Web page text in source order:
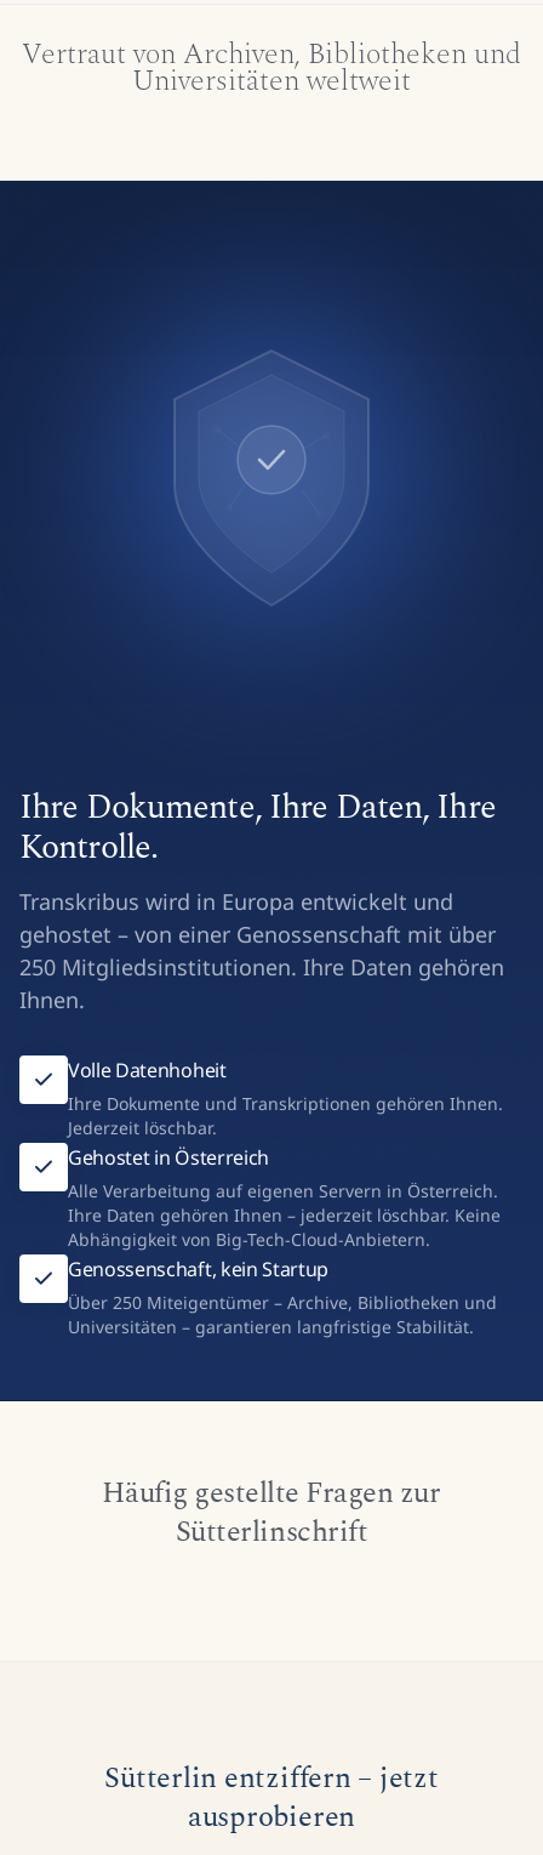
Vertraut von Archiven, Bibliotheken und
Universitäten weltweit
Ihre Dokumente, Ihre Daten, Ihre
Kontrolle.
Transkribus wird in Europa entwickelt und
gehostet – von einer Genossenschaft mit über
250 Mitgliedsinstitutionen. Ihre Daten gehören
Ihnen.
Volle Datenhoheit
Ihre Dokumente und Transkriptionen gehören Ihnen.
Jederzeit löschbar.
Gehostet in Österreich
Alle Verarbeitung auf eigenen Servern in Österreich.
Ihre Daten gehören Ihnen – jederzeit löschbar. Keine
Abhängigkeit von Big-Tech-Cloud-Anbietern.
Genossenschaft, kein Startup
Über 250 Miteigentümer – Archive, Bibliotheken und
Universitäten – garantieren langfristige Stabilität.
Häufig gestellte Fragen zur
Sütterlinschrift
Sütterlin entziffern – jetzt
ausprobieren